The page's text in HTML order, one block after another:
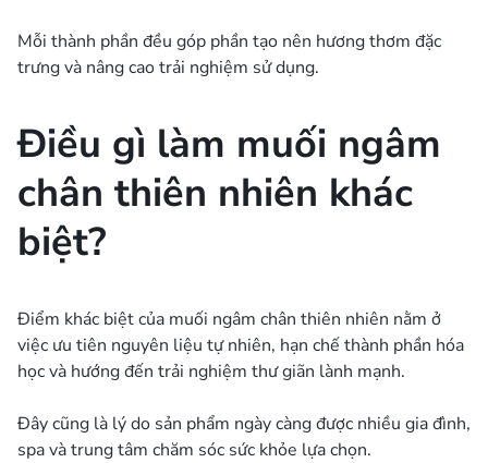
Mỗi thành phần đều góp phần tạo nên hương thơm đặc
trưng và nâng cao trải nghiệm sử dụng.
Điều gì làm muối ngâm
chân thiên nhiên khác
biệt?
Điểm khác biệt của muối ngâm chân thiên nhiên nằm ở
việc ưu tiên nguyên liệu tự nhiên, hạn chế thành phần hóa
học và hướng đến trải nghiệm thư giãn lành mạnh.
Đây cũng là lý do sản phẩm ngày càng được nhiều gia đình,
spa và trung tâm chăm sóc sức khỏe lựa chọn.